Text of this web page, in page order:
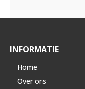
INFORMATIE
Home
Over ons